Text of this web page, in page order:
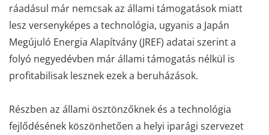
ráadásul már nemcsak az állami támogatások miatt
lesz versenyképes a technológia, ugyanis a Japán
Megújuló Energia Alapítvány (JREF) adatai szerint a
folyó negyedévben már állami támogatás nélkül is
profitabilisak lesznek ezek a beruházások.
Részben az állami ösztönzőknek és a technológia
fejlődésének köszönhetően a helyi iparági szervezet